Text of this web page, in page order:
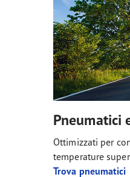
Pneumatici
Ottimizzati per
temperature
Trova pneumatici